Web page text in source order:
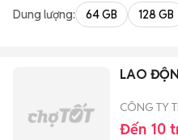
Dung lượng: 64 GB 128 GB
LAO
CÔNG TY
Đến 10